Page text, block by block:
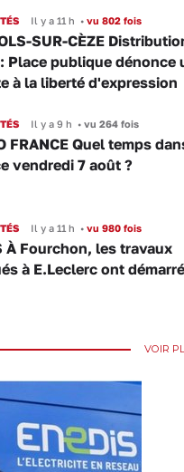
Il y a 11 h •vu 802 fois
SUR-CÈZE
Place publique dénonce
à la liberté d'expression
Il y a 9 h •vu 264 fois
FRANCE Quel temps
vendredi 7 août ?
Il y a 11 h •vu 980 fois
À Fourchon, les travaux
à E.Leclerc ont démarré
VOIR